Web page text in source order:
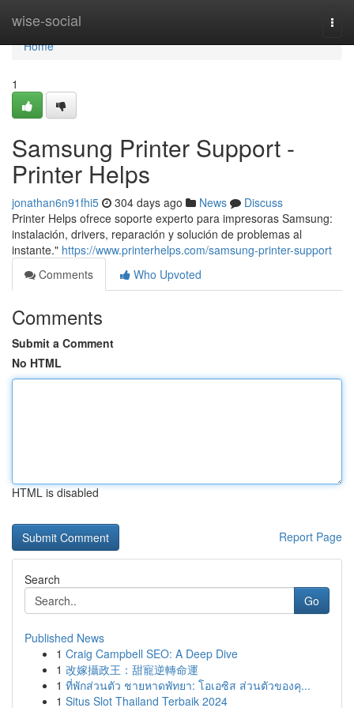
wise-social
Home
Home
1
Samsung Printer Support -
Printer Helps
jonathan6n91fhi5 304 days ago News
Discuss
Printer Helps ofrece soporte experto para impresoras Samsung:
instalación, drivers, reparación y solución de problemas al
instante." https://www.printerhelps.com/samsung-printer-support
Comments
Who Upvoted
Comments
Submit a Comment
No HTML
HTML is disabled
Report Page
Search
Go
Published News
1 Craig Campbell SEO: A Deep Dive
1 改嫁攝政王：甜寵逆轉命運
1 ที่พักส่วนตัว ชายหาดพัทยา: โอเอซิส ส่วนตัวของคุ...
1 Situs Slot Thailand Terbaik 2024